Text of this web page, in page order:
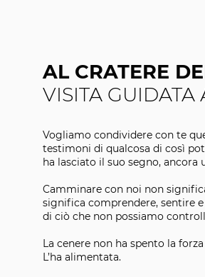
AL CRATERE
VISITA GUIDATA
Vogliamo condividere con te
testimoni di qualcosa di così
ha lasciato il suo segno, ancora
Camminare con noi non
significa comprendere, sentire
di ciò che non possiamo
La cenere non ha spento la
L’ha alimentata.